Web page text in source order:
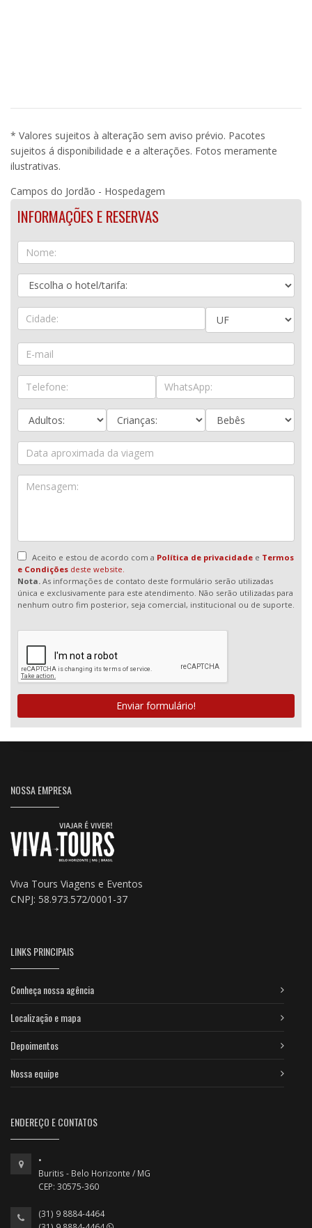
* Valores sujeitos à alteração sem aviso prévio. Pacotes
sujeitos á disponibilidade e a alterações. Fotos meramente
ilustrativas.
Campos do Jordão - Hospedagem
INFORMAÇÕES E RESERVAS
Aceito e estou de acordo com a Política de privacidadee Termos
e Condições deste website.
Nota. As informações de contato deste formulário serão utilizadas
única e exclusivamente para este atendimento. Não serão utilizadas para
nenhum outro fim posterior, seja comercial, institucional ou de suporte.
Enviar formulário!
NOSSA EMPRESA
Viva Tours Viagens e Eventos
CNPJ: 58.973.572/0001-37
LINKS PRINCIPAIS
Conheça nossa agência
Localização e mapa
Depoimentos
Nossa equipe
ENDEREÇO E CONTATOS
•
Buritis - Belo Horizonte / MG
CEP: 30575-360
(31) 9 8884-4464